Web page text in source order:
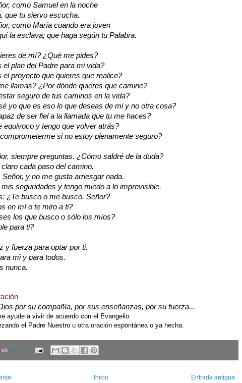
como Samuel en la noche
que tu siervo escucha.
como María cuando era joven
la esclava; que haga según tu Palabra.
de mí? ¿Qué me pides?
el plan del Padre para mi vida?
el proyecto que quieres que realice?
llamas? ¿Por dónde quieres que camine?
seguro de tus caminos en la vida?
yo que es eso lo que deseas de mi y no otra cosa?
de ser fiel a la llamada que tu me haces?
equivoco y tengo que volver atrás?
si no estoy plenamente seguro?
siempre preguntas. ¿Cómo saldré de la duda?
claro cada paso del camino.
y no me gusta arriesgar nada.
mis seguridades y tengo miedo a lo imprevisible.
¿Te busco o me busco, Señor?
en mí o te miro a ti?
los que busco o sólo los míos?
para ti?
y fuerza para optar por ti.
mi y para todos.
nunca.
por su compañía, por sus enseñanzas, por su fuerza...
ayude a vivir de acuerdo con el Evangelio
el Padre Nuestro u otra oración espontánea o ya hecha.
en 0:00
Entrada antigua
Inicio